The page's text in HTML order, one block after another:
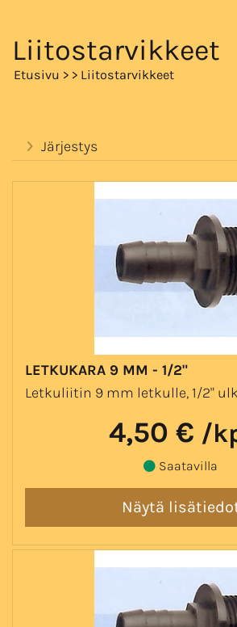
Liitostarvikkeet
Etusivu > > Liitostarvikkeet
Järjestys
LETKUKARA 9 MM - 1/2"
Letkuliitin 9 mm letkulle, 1/2"
4,50 € /
Saatavilla